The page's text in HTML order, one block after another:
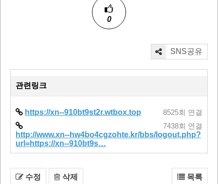
0
SNS공유
관련링크
https://xn--910bt9st2r.wtbox.top 8525회 연결
http://www.xn--hw4bo4cgzohte.kr/bbs/logout.php?
url=https://xn--910bt9s…
7438회 연결
수정 삭제 목록